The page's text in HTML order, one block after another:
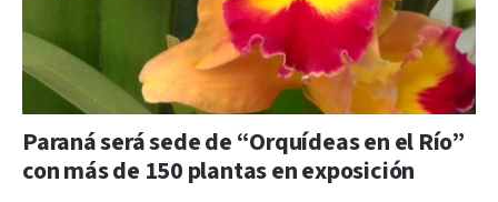
Paraná será sede de “Orquídeas en el Río”
con más de 150 plantas en exposición